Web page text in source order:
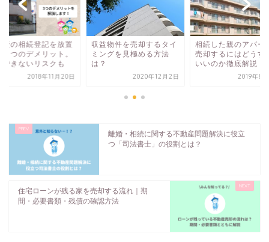
産の相続登記を放置
３つのデメリット。
できないリスクも
2018年11月20日
収益物件を売却するタイ
ミングを見極める方法
は？
2020年12月2日
相続した親のアパー
売却するにはどうす
いいのか徹底解説
2019年8
離婚・相続に関する不動産問題解決に役立
つ「司法書士」の役割とは？
住宅ローンが残る家を売却する流れ｜期
間・必要書類・残債の確認方法